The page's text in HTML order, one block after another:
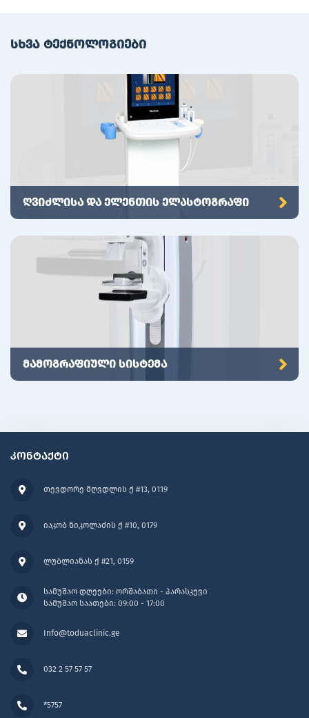
სხვა ტექნოლოგიები
ღვიძლისა და ელენთის ელასტოგრაფი
მამოგრაფიული სისტემა
კონტაქტი
თევდორე მღვდლის ქ #13, 0119
სამუშაო დღეები: ორშაბათი - პარასკევი
სამუშაო საათები: 09:00 - 17:00
იაკობ ნიკოლაძის ქ #10, 0179
Info@toduaclinic.ge
ლუბლიანას ქ #21, 0159
032 2 57 57 57
*5757